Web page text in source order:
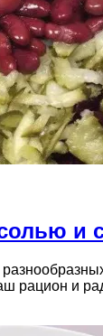
и
рацион и